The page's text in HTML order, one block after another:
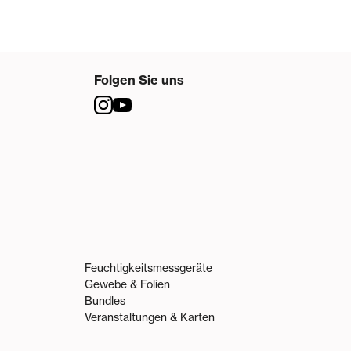
Folgen Sie uns
Feuchtigkeitsmessgeräte
Gewebe & Folien
Bundles
Veranstaltungen & Karten